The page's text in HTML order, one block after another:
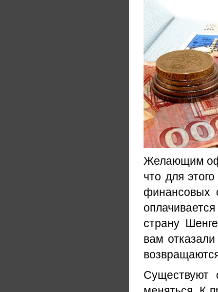
Желающим
что для
финансовых
страну
вам
Существуют